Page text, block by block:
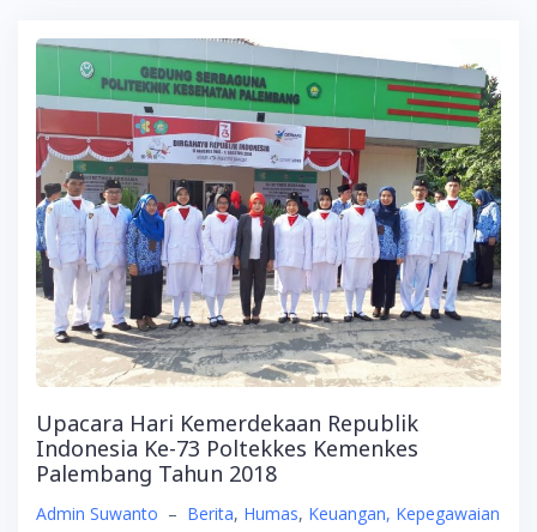
Upacara Hari Kemerdekaan Republik
Indonesia Ke-73 Poltekkes Kemenkes
Palembang Tahun 2018
Admin Suwanto – Berita, Humas, Keuangan, Kepegawaian